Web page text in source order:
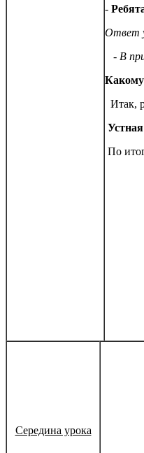
-
Ответ
- В
Какому
Итак,
По
Середина урока